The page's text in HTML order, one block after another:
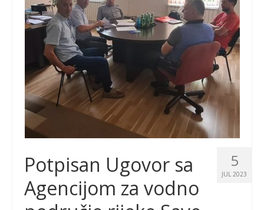
5
JUL 2023
Potpisan Ugovor sa
Agencijom za vodno